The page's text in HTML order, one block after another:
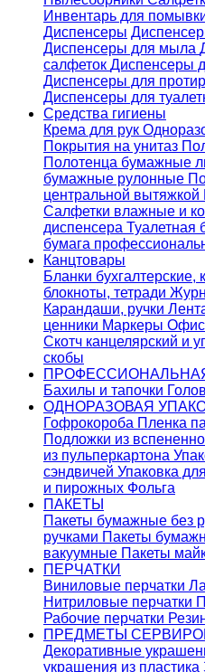
Инвентарь для
Диспенсеры
Диспенсеры для мыла
салфеток Диспенсеры
Диспенсеры для
Диспенсеры для
Средства гигиены
Крема для рук
Покрытия на унитаз
Полотенца бумажные
бумажные рулонные
центральной вытяжкой
Салфетки влажные и
диспенсера Туалетная
бумага
Канцтовары
Бланки бухгалтерские,
блокноты, тетради
Карандаши, ручки
ценники Маркеры
Скотч канцелярский и
скобы
Бахилы и тапочки
ОДНОРАЗОВАЯ
Гофрокороба Пленка
Подложки из
из пульперкартона
сэндвичей Упаковка
и пирожных Фольга
ПАКЕТЫ
Пакеты бумажные без
ручками Пакеты
вакуумные Пакеты
ПЕРЧАТКИ
Виниловые перчатки
Нитриловые перчатки
Рабочие перчатки
ПРЕДМЕТЫ
Декоративные
украшения из пластика